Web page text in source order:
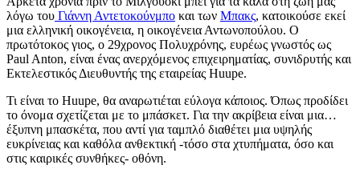
λόγω του Γιάννη Αντετοκούνμπο και των Μπακς, κατοικούσε εκεί
μια ελληνική οικογένεια, η οικογένεια Αντωνοπούλου. Ο
πρωτότοκος γιος, ο 29χρονος Πολυχρόνης, ευρέως γνωστός ως
Paul Anton, είναι ένας ανερχόμενος επιχειρηματίας, συνιδρυτής και
Εκτελεστικός Διευθυντής της εταιρείας Huupe.
Τι είναι το Huupe, θα αναρωτιέται εύλογα κάποιος. Όπως προδίδει
το όνομα σχετίζεται με το μπάσκετ. Για την ακρίβεια είναι μια…
έξυπνη μπασκέτα, που αντί για ταμπλό διαθέτει μια υψηλής
ευκρίνειας και καθόλα ανθεκτική -τόσο στα χτυπήματα, όσο και
στις καιρικές συνθήκες- οθόνη.